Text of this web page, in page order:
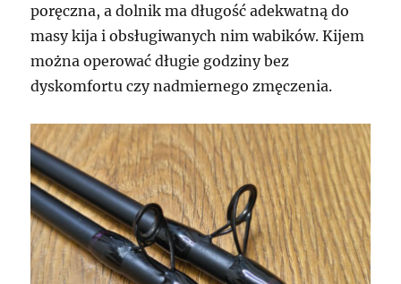
poręczna, a dolnik ma długość adekwatną do
masy kija i obsługiwanych nim wabików. Kijem
można operować długie godziny bez
dyskomfortu czy nadmiernego zmęczenia.